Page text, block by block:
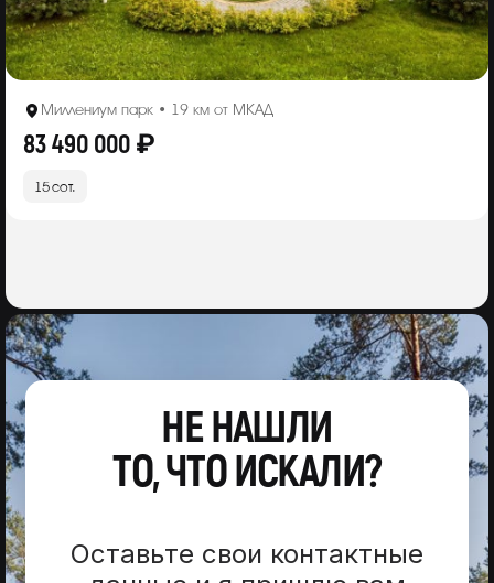
Миллениум парк • 19 км от МКАД
83 490 000 ₽
15 сот.
НЕ НАШЛИ
ТО, ЧТО ИСКАЛИ?
Оставьте свои контактные